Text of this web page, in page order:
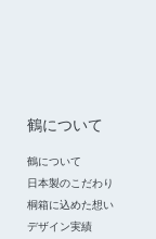
鶴について
鶴について
日本製のこだわり
桐箱に込めた想い
デザイン実績